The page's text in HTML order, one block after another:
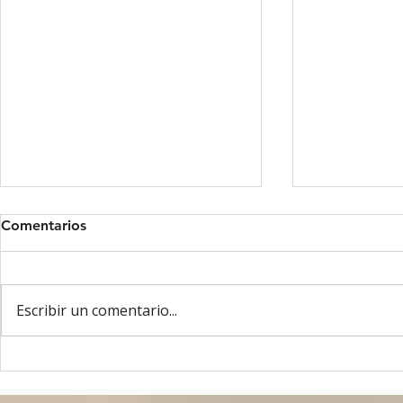
Comentarios
Escribir un comentario...